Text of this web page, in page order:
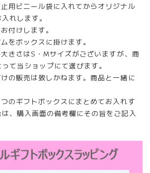
用ビニール袋に入れてからオリジナル
れします。
付けします。
をボックスに掛けます。
きさはS・Mサイズがございますが、商
て当ショップにて選びます。
の販売は致しかねます。商品と一緒に
のギフトボックスにまとめてお入れす
、購入画面の備考欄にその旨をご記入